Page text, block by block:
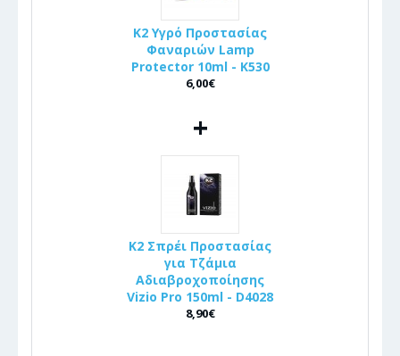
K2 Υγρό Προστασίας
Φαναριών Lamp
Protector 10ml - K530
6,00€
+
K2 Σπρέι Προστασίας
για Τζάμια
Αδιαβροχοποίησης
Vizio Pro 150ml - D4028
8,90€